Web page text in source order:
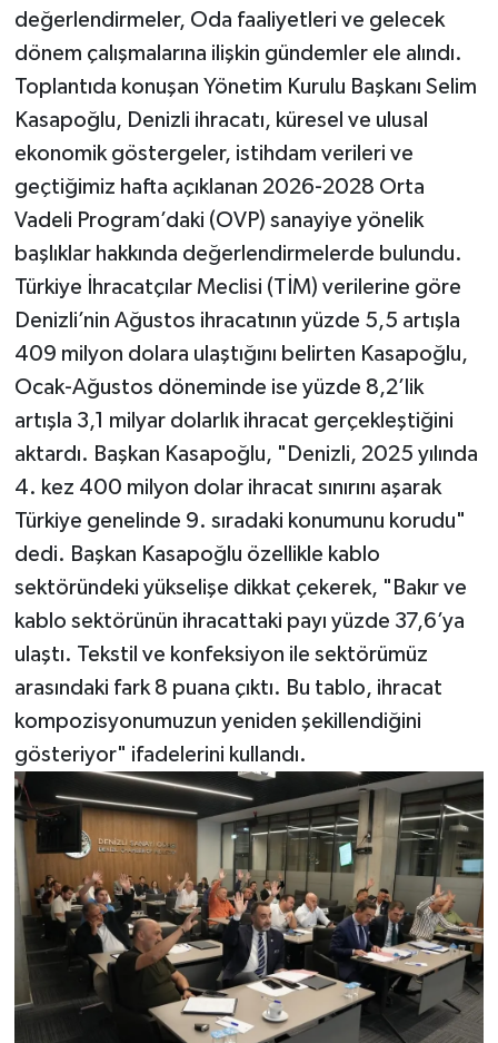
değerlendirmeler, Oda faaliyetleri ve gelecek
dönem çalışmalarına ilişkin gündemler ele alındı.
Toplantıda konuşan Yönetim Kurulu Başkanı Selim
Kasapoğlu, Denizli ihracatı, küresel ve ulusal
ekonomik göstergeler, istihdam verileri ve
geçtiğimiz hafta açıklanan 2026-2028 Orta
Vadeli Program’daki (OVP) sanayiye yönelik
başlıklar hakkında değerlendirmelerde bulundu.
Türkiye İhracatçılar Meclisi (TİM) verilerine göre
Denizli’nin Ağustos ihracatının yüzde 5,5 artışla
409 milyon dolara ulaştığını belirten Kasapoğlu,
Ocak-Ağustos döneminde ise yüzde 8,2’lik
artışla 3,1 milyar dolarlık ihracat gerçekleştiğini
aktardı. Başkan Kasapoğlu, "Denizli, 2025 yılında
4. kez 400 milyon dolar ihracat sınırını aşarak
Türkiye genelinde 9. sıradaki konumunu korudu"
dedi. Başkan Kasapoğlu özellikle kablo
sektöründeki yükselişe dikkat çekerek, "Bakır ve
kablo sektörünün ihracattaki payı yüzde 37,6’ya
ulaştı. Tekstil ve konfeksiyon ile sektörümüz
arasındaki fark 8 puana çıktı. Bu tablo, ihracat
kompozisyonumuzun yeniden şekillendiğini
gösteriyor" ifadelerini kullandı.